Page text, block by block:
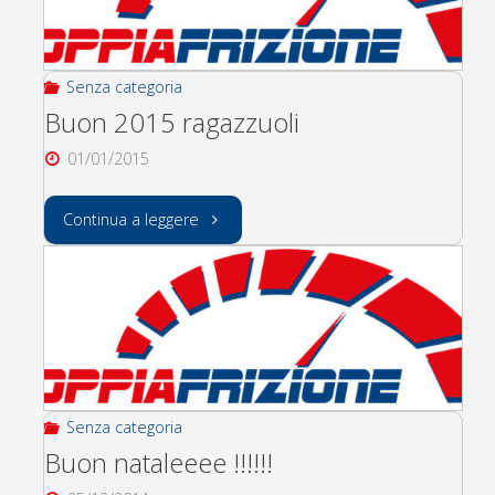
Senza categoria
Buon 2015 ragazzuoli
01/01/2015
Continua a leggere "Buon
2015
ragazzuoli"
Senza categoria
Buon nataleeee !!!!!!